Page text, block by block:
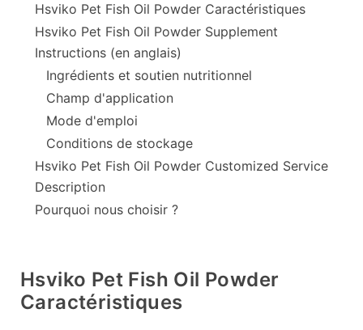
Hsviko Pet Fish Oil Powder Caractéristiques
Hsviko Pet Fish Oil Powder Supplement
Instructions (en anglais)
Ingrédients et soutien nutritionnel
Champ d'application
Mode d'emploi
Conditions de stockage
Hsviko Pet Fish Oil Powder Customized Service
Description
Pourquoi nous choisir ?
Hsviko Pet Fish Oil Powder
Caractéristiques